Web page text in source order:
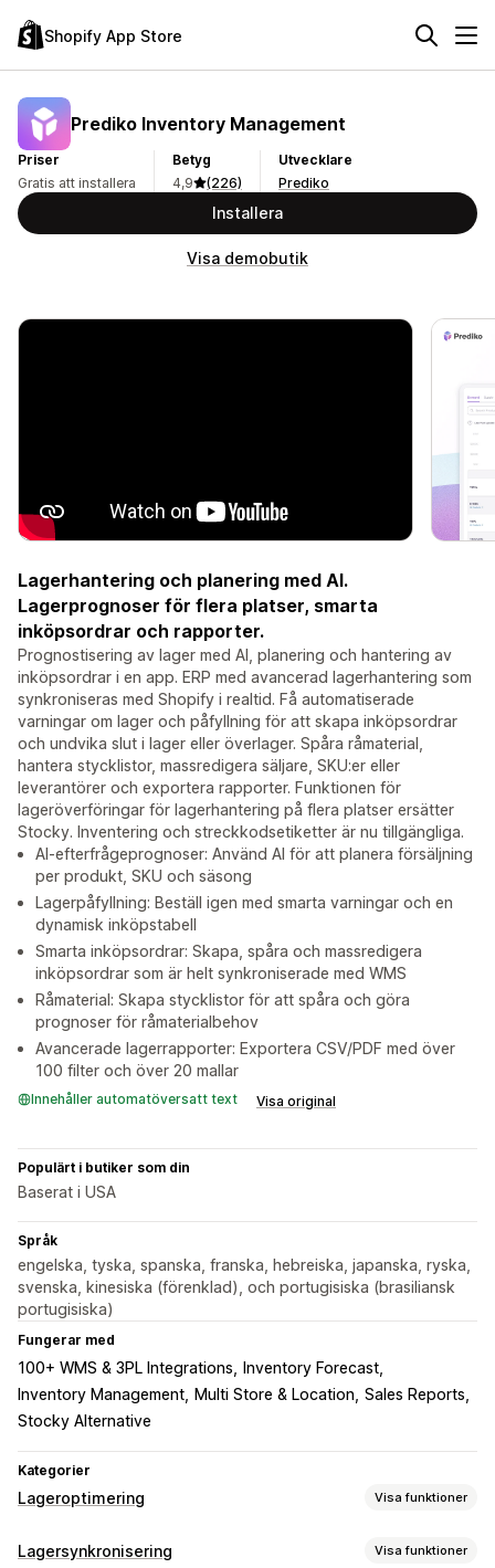
Shopify App Store
Prediko Inventory Management
Priser
Gratis att installera
Betyg
4,9
(226)
Utvecklare
Prediko
Installera
Visa demobutik
Lagerhantering och planering med AI.
Lagerprognoser för flera platser, smarta
inköpsordrar och rapporter.
Prognostisering av lager med AI, planering och hantering av
inköpsordrar i en app. ERP med avancerad lagerhantering som
synkroniseras med Shopify i realtid. Få automatiserade
varningar om lager och påfyllning för att skapa inköpsordrar
och undvika slut i lager eller överlager. Spåra råmaterial,
hantera stycklistor, massredigera säljare, SKU:er eller
leverantörer och exportera rapporter. Funktionen för
lageröverföringar för lagerhantering på flera platser ersätter
Stocky. Inventering och streckkodsetiketter är nu tillgängliga.
AI-efterfrågeprognoser: Använd AI för att planera försäljning
per produkt, SKU och säsong
Lagerpåfyllning: Beställ igen med smarta varningar och en
dynamisk inköpstabell
Smarta inköpsordrar: Skapa, spåra och massredigera
inköpsordrar som är helt synkroniserade med WMS
Råmaterial: Skapa stycklistor för att spåra och göra
prognoser för råmaterialbehov
Avancerade lagerrapporter: Exportera CSV/PDF med över
100 filter och över 20 mallar
Innehåller automatöversatt text Visa original
Populärt i butiker som din
Baserat i USA
Språk
engelska, tyska, spanska, franska, hebreiska, japanska, ryska,
svenska, kinesiska (förenklad), och portugisiska (brasiliansk
portugisiska)
Fungerar med
100+ WMS & 3PL Integrations
Inventory Forecast
Inventory Management
Multi Store & Location Sales Reports
Stocky Alternative
Kategorier
Lageroptimering Visa funktioner
Lagerhantering
Lagersynkronisering Visa funktioner